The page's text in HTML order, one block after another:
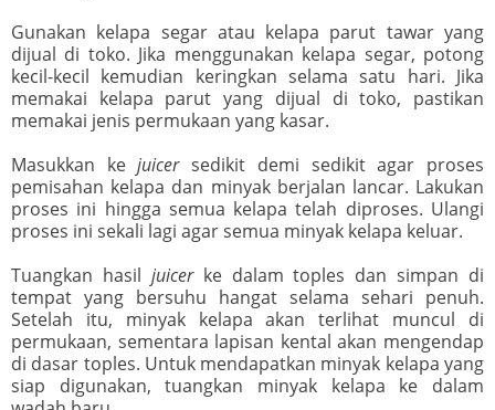
Gunakan kelapa segar atau kelapa parut tawar yang
dijual di toko. Jika menggunakan kelapa segar, potong
kecil-kecil kemudian keringkan selama satu hari. Jika
memakai kelapa parut yang dijual di toko, pastikan
memakai jenis permukaan yang kasar.
Masukkan kejuicersedikit demi sedikit agar proses
pemisahan kelapa dan minyak berjalan lancar. Lakukan
proses ini hingga semua kelapa telah diproses. Ulangi
proses ini sekali lagi agar semua minyak kelapa keluar.
Tuangkan hasil juicerke dalam toples dan simpan di
tempat yang bersuhu hangat selama sehari penuh.
Setelah itu, minyak kelapa akan terlihat muncul di
permukaan, sementara lapisan kental akan mengendap
di dasar toples. Untuk mendapatkan minyak kelapa yang
siap digunakan, tuangkan minyak kelapa ke dalam